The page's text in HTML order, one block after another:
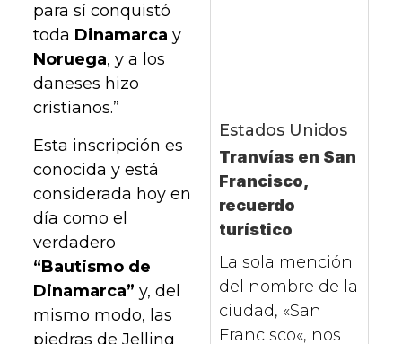
para sí conquistó
toda Dinamarcay
Noruega, y a los
daneses hizo
cristianos.”
Esta inscripción es
conocida y está
considerada hoy en
día como el
verdadero
“Bautismo de
Dinamarca” y, del
mismo modo, las
piedras de Jelling
Estados Unidos
Tranvías en San
Francisco,
recuerdo
turístico
La sola mención
del nombre de la
ciudad, «San
Francisco«, nos